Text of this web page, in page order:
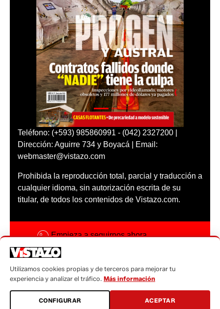
Teléfono: (+593) 985860991 - (042) 2327200 |
Dirección: Aguirre 734 y Boyacá | Email:
webmaster@vistazo.com
Prohibida la reproducción total, parcial y traducción a
cualquier idioma, sin autorización escrita de su
titular, de todos los contenidos de Vistazo.com.
Empieza a seguirnos ahora
Código ética
Sugerencias a:
sugerencias@vistazo.com
Utilizamos cookies propias y de terceros para mejorar tu
experiencia y analizar el tráfico. Más información
CONFIGURAR ACEPTAR